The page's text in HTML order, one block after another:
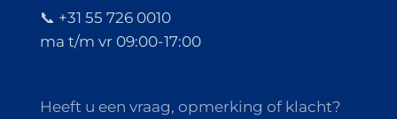
📞 +31 55 726 0010
ma t/m vr 09:00-17:00
Heeft u een vraag, opmerking of klacht?